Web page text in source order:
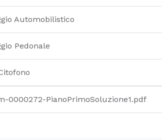
Automobilistico
Pedonale
0000272-PianoPrimoSoluzione1.pdf